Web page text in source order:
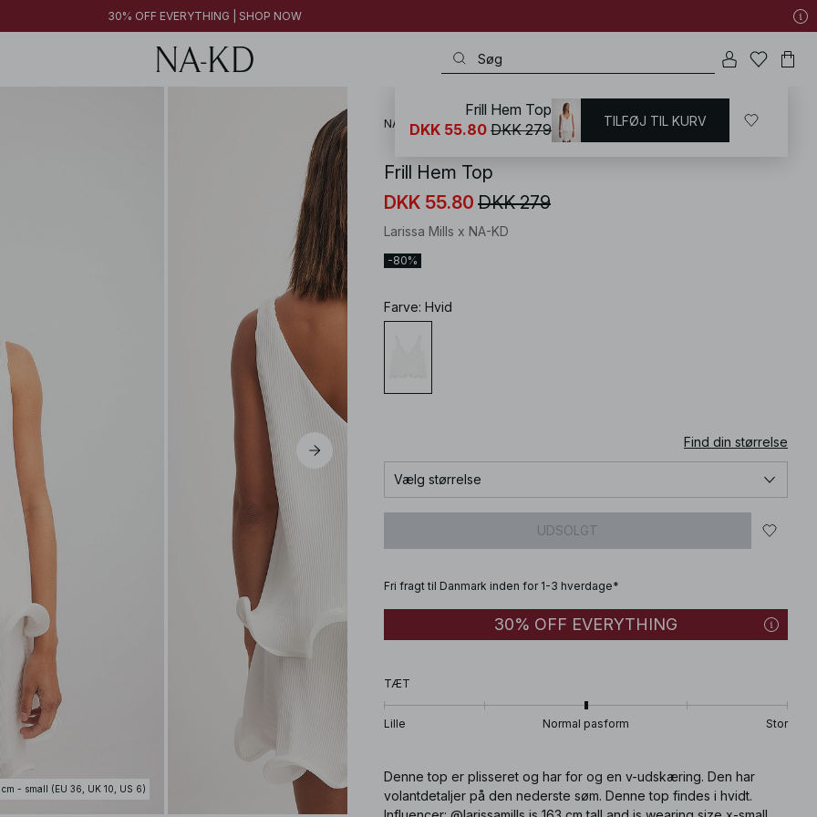
FINAL SALE | SHOP NOW
FINAL SALE | SHOP NOW
30% OFF EVERYTHING | SHOP NOW
cm - small (EU 36, UK 10, US 6)
NA-KD / T-shirts og Toppe / Ærmeløse toppe
Frill Hem Top
DKK 55.80 DKK 279
Larissa Mills x NA-KD
-80%
Farve: Hvid
Find din størrelse
Vælg størrelse
UDSOLGT
Fri fragt til Danmark inden for 1-3 hverdage*
30% OFF EVERYTHING
TÆT
Lille Normal pasform Stor
Denne top er plisseret og har for og en v-udskæring. Den har
volantdetaljer på den nederste søm. Denne top findes i hvidt.
Frill Hem Top
DKK 55.80 DKK 279 TILFØJ TIL KURV